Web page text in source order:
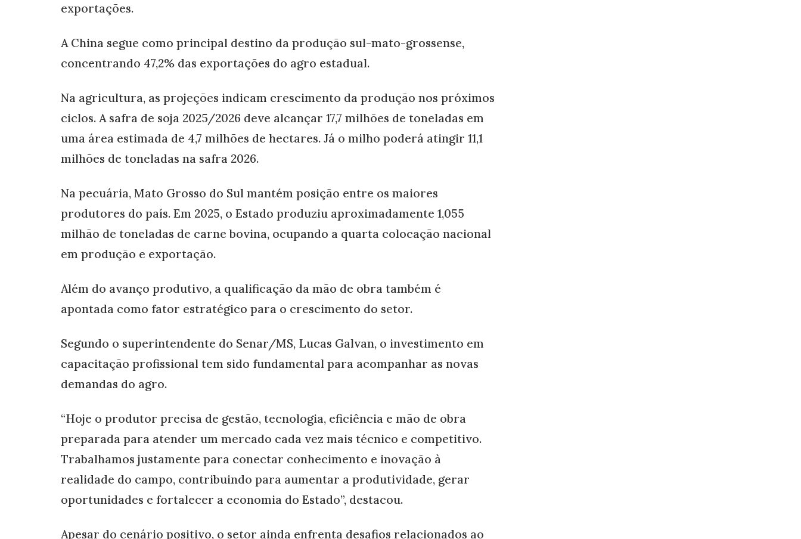
exportações.
A China segue como principal destino da produção sul-mato-grossense,
concentrando 47,2% das exportações do agro estadual.
Na agricultura, as projeções indicam crescimento da produção nos próximos
ciclos. A safra de soja 2025/2026 deve alcançar 17,7 milhões de toneladas em
uma área estimada de 4,7 milhões de hectares. Já o milho poderá atingir 11,1
milhões de toneladas na safra 2026.
Na pecuária, Mato Grosso do Sul mantém posição entre os maiores
produtores do país. Em 2025, o Estado produziu aproximadamente 1,055
milhão de toneladas de carne bovina, ocupando a quarta colocação nacional
em produção e exportação.
Além do avanço produtivo, a qualificação da mão de obra também é
apontada como fator estratégico para o crescimento do setor.
Segundo o superintendente do Senar/MS, Lucas Galvan, o investimento em
capacitação profissional tem sido fundamental para acompanhar as novas
demandas do agro.
“Hoje o produtor precisa de gestão, tecnologia, eficiência e mão de obra
preparada para atender um mercado cada vez mais técnico e competitivo.
Trabalhamos justamente para conectar conhecimento e inovação à
realidade do campo, contribuindo para aumentar a produtividade, gerar
oportunidades e fortalecer a economia do Estado”, destacou.
Apesar do cenário positivo, o setor ainda enfrenta desafios relacionados ao